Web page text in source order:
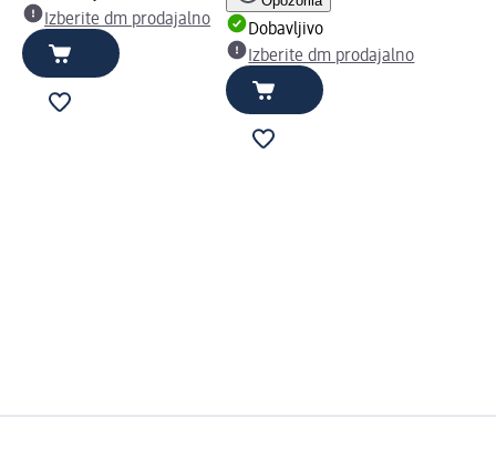
Izberite dm prodajalno
Dobavljivo
Izberite dm prodajalno